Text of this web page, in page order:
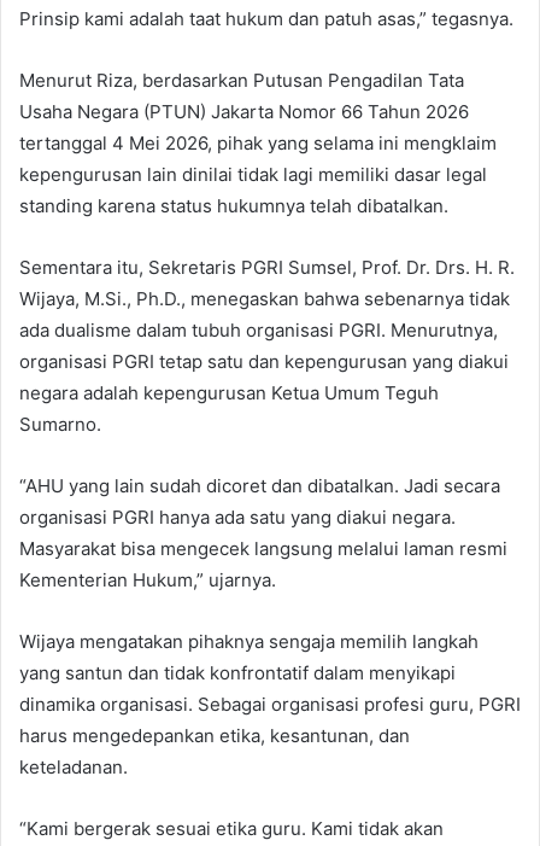
Prinsip kami adalah taat hukum dan patuh asas,” tegasnya.
Menurut Riza, berdasarkan Putusan Pengadilan Tata
Usaha Negara (PTUN) Jakarta Nomor 66 Tahun 2026
tertanggal 4 Mei 2026, pihak yang selama ini mengklaim
kepengurusan lain dinilai tidak lagi memiliki dasar legal
standing karena status hukumnya telah dibatalkan.
Sementara itu, Sekretaris PGRI Sumsel, Prof. Dr. Drs. H. R.
Wijaya, M.Si., Ph.D., menegaskan bahwa sebenarnya tidak
ada dualisme dalam tubuh organisasi PGRI. Menurutnya,
organisasi PGRI tetap satu dan kepengurusan yang diakui
negara adalah kepengurusan Ketua Umum Teguh
Sumarno.
“AHU yang lain sudah dicoret dan dibatalkan. Jadi secara
organisasi PGRI hanya ada satu yang diakui negara.
Masyarakat bisa mengecek langsung melalui laman resmi
Kementerian Hukum,” ujarnya.
Wijaya mengatakan pihaknya sengaja memilih langkah
yang santun dan tidak konfrontatif dalam menyikapi
dinamika organisasi. Sebagai organisasi profesi guru, PGRI
harus mengedepankan etika, kesantunan, dan
keteladanan.
“Kami bergerak sesuai etika guru. Kami tidak akan